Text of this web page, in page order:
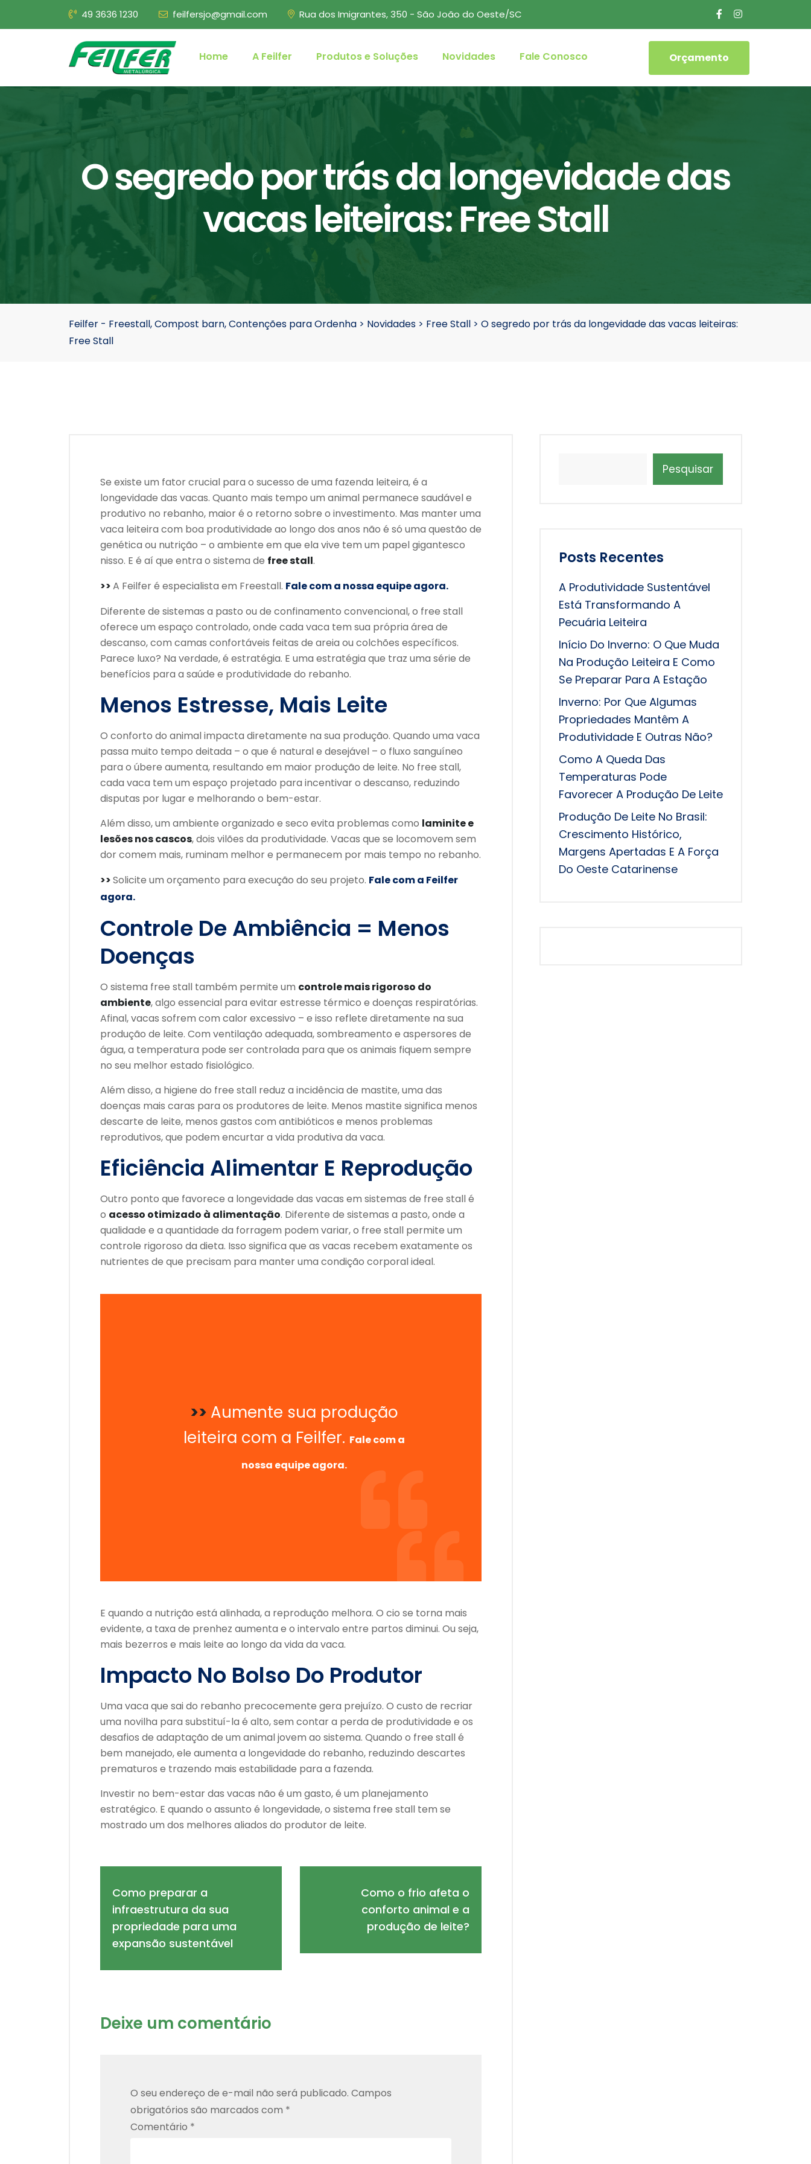
49 3636 1230 feilfersjo@gmail.com Rua dos Imigrantes, 350 - São João do Oeste/SC
Home A Feilfer Produtos e Soluções Novidades Fale Conosco Orçamento
O segredo por trás da longevidade das
vacas leiteiras: Free Stall
Feilfer - Freestall, Compost barn, Contenções para Ordenha > Novidades > Free Stall > O segredo por trás da longevidade das vacas leiteiras:
Free Stall
Se existe um fator crucial para o sucesso de uma fazenda leiteira, é a
longevidade das vacas. Quanto mais tempo um animal permanece saudável e
produtivo no rebanho, maior é o retorno sobre o investimento. Mas manter uma
vaca leiteira com boa produtividade ao longo dos anos não é só uma questão de
genética ou nutrição – o ambiente em que ela vive tem um papel gigantesco
nisso. E é aí que entra o sistema de free stall.
>>A Feilfer é especialista em Freestall. Fale com a nossa equipe agora.
Diferente de sistemas a pasto ou de confinamento convencional, o free stall
oferece um espaço controlado, onde cada vaca tem sua própria área de
descanso, com camas confortáveis feitas de areia ou colchões específicos.
Parece luxo? Na verdade, é estratégia. E uma estratégia que traz uma série de
benefícios para a saúde e produtividade do rebanho.
Menos Estresse, Mais Leite
O conforto do animal impacta diretamente na sua produção. Quando uma vaca
passa muito tempo deitada – o que é natural e desejável – o fluxo sanguíneo
para o úbere aumenta, resultando em maior produção de leite. No free stall,
cada vaca tem um espaço projetado para incentivar o descanso, reduzindo
disputas por lugar e melhorando o bem-estar.
Além disso, um ambiente organizado e seco evita problemas como laminite e
lesões nos cascos, dois vilões da produtividade. Vacas que se locomovem sem
dor comem mais, ruminam melhor e permanecem por mais tempo no rebanho.
>>Solicite um orçamento para execução do seu projeto. Fale com a Feilfer
agora.
Controle De Ambiência = Menos
Doenças
O sistema free stall também permite um controle mais rigoroso do
ambiente, algo essencial para evitar estresse térmico e doenças respiratórias.
Afinal, vacas sofrem com calor excessivo – e isso reflete diretamente na sua
produção de leite. Com ventilação adequada, sombreamento e aspersores de
água, a temperatura pode ser controlada para que os animais fiquem sempre
no seu melhor estado fisiológico.
Além disso, a higiene do free stall reduz a incidência de mastite, uma das
doenças mais caras para os produtores de leite. Menos mastite significa menos
descarte de leite, menos gastos com antibióticos e menos problemas
reprodutivos, que podem encurtar a vida produtiva da vaca.
Eficiência Alimentar E Reprodução
Outro ponto que favorece a longevidade das vacas em sistemas de free stall é
o acesso otimizado à alimentação. Diferente de sistemas a pasto, onde a
qualidade e a quantidade da forragem podem variar, o free stall permite um
controle rigoroso da dieta. Isso significa que as vacas recebem exatamente os
nutrientes de que precisam para manter uma condição corporal ideal.
>> Aumente sua produção
leiteira com a Feilfer. Fale com a
nossa equipe agora.
E quando a nutrição está alinhada, a reprodução melhora. O cio se torna mais
evidente, a taxa de prenhez aumenta e o intervalo entre partos diminui. Ou seja,
mais bezerros e mais leite ao longo da vida da vaca.
Impacto No Bolso Do Produtor
Uma vaca que sai do rebanho precocemente gera prejuízo. O custo de recriar
uma novilha para substituí-la é alto, sem contar a perda de produtividade e os
desafios de adaptação de um animal jovem ao sistema. Quando o free stall é
bem manejado, ele aumenta a longevidade do rebanho, reduzindo descartes
prematuros e trazendo mais estabilidade para a fazenda.
Investir no bem-estar das vacas não é um gasto, é um planejamento
estratégico. E quando o assunto é longevidade, o sistema free stall tem se
mostrado um dos melhores aliados do produtor de leite.
Como preparar a
infraestrutura da sua
propriedade para uma
expansão sustentável
Como o frio afeta o
conforto animal e a
produção de leite?
Deixe um comentário
O seu endereço de e-mail não será publicado. Campos
obrigatórios são marcados com *
Comentário *
Pesquisar
Posts Recentes
A Produtividade Sustentável
Está Transformando A
Pecuária Leiteira
Início Do Inverno: O Que Muda
Na Produção Leiteira E Como
Se Preparar Para A Estação
Inverno: Por Que Algumas
Propriedades Mantêm A
Produtividade E Outras Não?
Como A Queda Das
Temperaturas Pode
Favorecer A Produção De Leite
Produção De Leite No Brasil:
Crescimento Histórico,
Margens Apertadas E A Força
Do Oeste Catarinense